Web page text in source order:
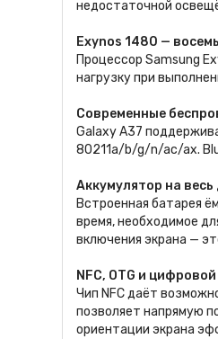
недостаточной
Exynos 1480 —
Процессор Samsung
нагрузку при
Современные
Galaxy A37
80211a/b/g/n/ac/ax.
Аккумулятор на весь
Встроенная батарея
время, необходимое
включения экрана —
NFC, OTG и
Чип NFC даёт
позволяет напрямую
ориентации экрана